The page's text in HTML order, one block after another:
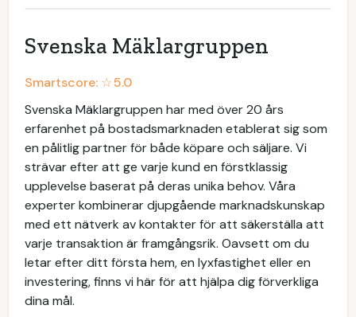
Svenska Mäklargruppen
Smartscore: ☆5.0
Svenska Mäklargruppen har med över 20 års
erfarenhet på bostadsmarknaden etablerat sig som
en pålitlig partner för både köpare och säljare. Vi
strävar efter att ge varje kund en förstklassig
upplevelse baserat på deras unika behov. Våra
experter kombinerar djupgående marknadskunskap
med ett nätverk av kontakter för att säkerställa att
varje transaktion är framgångsrik. Oavsett om du
letar efter ditt första hem, en lyxfastighet eller en
investering, finns vi här för att hjälpa dig förverkliga
dina mål.